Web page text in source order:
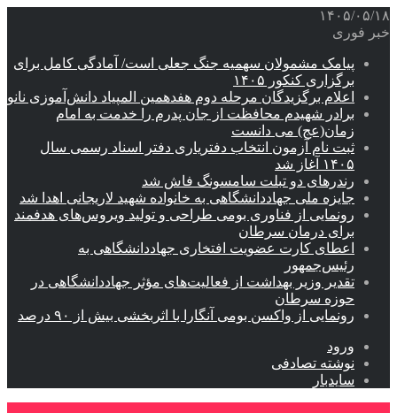
۱۴۰۵/۰۵/۱۸
خبر فوری
پیامک مشمولان سهمیه جنگ جعلی است/ آمادگی کامل برای
برگزاری کنکور ۱۴۰۵
اعلام برگزیدگان مرحله دوم هفدهمین المپیاد دانش‌آموزی نانو
برادر شهیدم محافظت از جان پدرم را خدمت به امام
زمان(عج) می دانست
ثبت نام آزمون انتخاب دفتریاری دفتر اسناد رسمی سال
۱۴۰۵ آغاز شد
رندرهای دو تبلت سامسونگ فاش شد
جایزه ملی جهاددانشگاهی به خانواده شهید لاریجانی اهدا شد
رونمایی از فناوری بومی طراحی و تولید ویروس‌های هدفمند
برای درمان سرطان
اعطای کارت عضویت افتخاری جهاددانشگاهی به
رئیس‌جمهور
تقدیر وزیر بهداشت از فعالیت‌های مؤثر جهاددانشگاهی در
حوزه سرطان
رونمایی از واکسن بومی آنگارا با اثربخشی بیش از ۹۰ درصد
ورود
نوشته تصادفی
سایدبار